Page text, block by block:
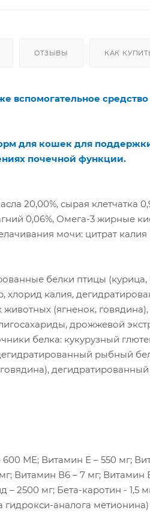
ОТЗЫВЫ КАК
вспомогательное
для кошек для
почечной функции.
20,00%, сырая клетчатка
0,06%, Омега-3 жирные
мочи: цитрат калия
белки птицы
хлорид калия,
(ягненок,
дрожжевой
белка: кукурузный
рыбный
МЕ; Витамин Е – 550 мг;
Витамин В6 – 7 мг; Витамин
– 2500 мг; Бета-каротин - 1,5
гидрокси-аналога